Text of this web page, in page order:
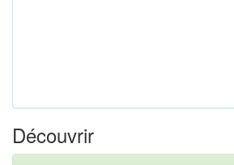
Découvrir